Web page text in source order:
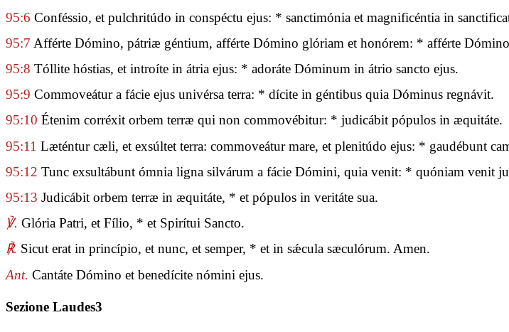
95:6 Conféssio, et pulchritúdo in conspéctu ejus: * sanctimónia et magnificéntia in
95:7 Afférte Dómino, pátriæ géntium, afférte Dómino glóriam et honórem: * afférte
95:8 Tóllite hóstias, et introíte in átria ejus: * adoráte Dóminum in átrio sancto ejus.
95:9 Commoveátur a fácie ejus univérsa terra: * dícite in géntibus quia Dóminus regnávit.
95:10 Étenim corréxit orbem terræ qui non commovébitur: * judicábit pópulos in æquitáte.
95:11 Læténtur cæli, et exsúltet terra: commoveátur mare, et plenitúdo ejus: * gaudébunt
95:12 Tunc exsultábunt ómnia ligna silvárum a fácie Dómini, quia venit: * quóniam venit
95:13 Judicábit orbem terræ in æquitáte, * et pópulos in veritáte sua.
℣. Glória Patri, et Fílio, * et Spirítui Sancto.
℟. Sicut erat in princípio, et nunc, et semper, * et in sǽcula sæculórum. Amen.
Ant. Cantáte Dómino et benedícite nómini ejus.
Sezione Laudes3